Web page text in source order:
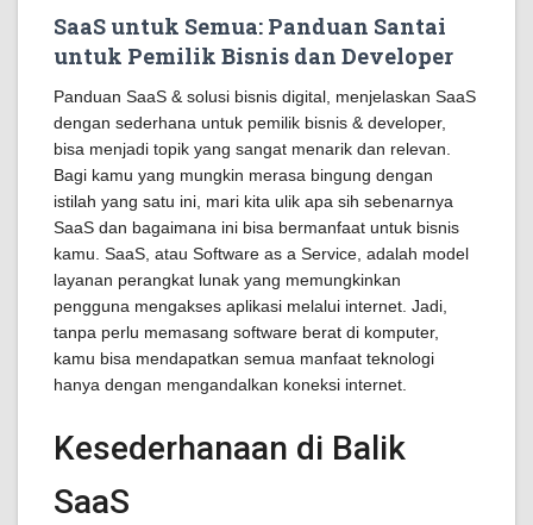
SaaS untuk Semua: Panduan Santai
untuk Pemilik Bisnis dan Developer
Panduan SaaS & solusi bisnis digital, menjelaskan SaaS
dengan sederhana untuk pemilik bisnis & developer,
bisa menjadi topik yang sangat menarik dan relevan.
Bagi kamu yang mungkin merasa bingung dengan
istilah yang satu ini, mari kita ulik apa sih sebenarnya
SaaS dan bagaimana ini bisa bermanfaat untuk bisnis
kamu. SaaS, atau Software as a Service, adalah model
layanan perangkat lunak yang memungkinkan
pengguna mengakses aplikasi melalui internet. Jadi,
tanpa perlu memasang software berat di komputer,
kamu bisa mendapatkan semua manfaat teknologi
hanya dengan mengandalkan koneksi internet.
Kesederhanaan di Balik
SaaS